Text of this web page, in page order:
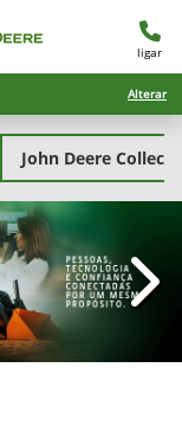
ligar
Alterar
John Deere